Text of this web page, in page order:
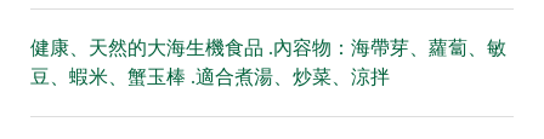
健康、天然的大海生機食品 .內容物：海帶芽、蘿蔔、敏
豆、蝦米、蟹玉棒 .適合煮湯、炒菜、涼拌